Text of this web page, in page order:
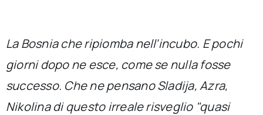
Sezioni
Chi siamo
La Bosnia che ripiomba nell’incubo. E pochi
giorni dopo ne esce, come se nulla fosse
successo. Che ne pensano Sladija, Azra,
Nikolina di questo irreale risveglio "quasi